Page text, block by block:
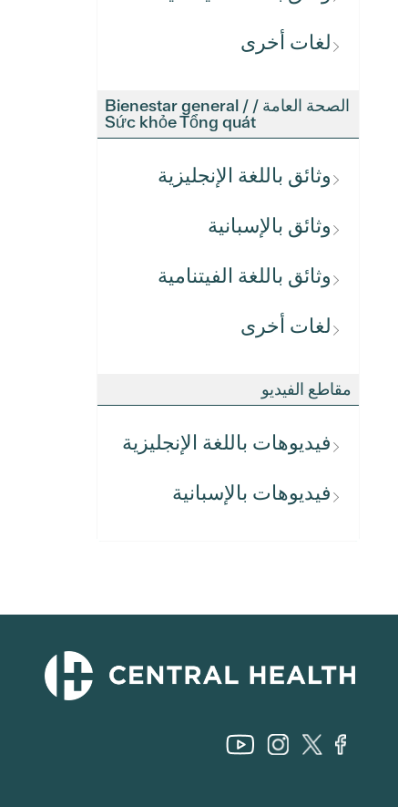
لغات أخرى
الصحة العامة / Bienestar general /
Sức khỏe Tổng quát
وثائق باللغة الإنجليزية
وثائق بالإسبانية
وثائق باللغة الفيتنامية
لغات أخرى
مقاطع الفيديو
فيديوهات باللغة الإنجليزية
فيديوهات بالإسبانية